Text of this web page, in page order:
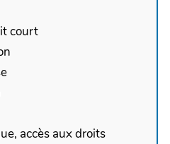
court
accès aux droits